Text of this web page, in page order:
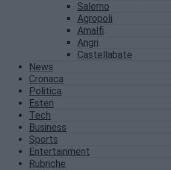
Salerno
Agropoli
Amalfi
Angri
Castellabate
News
Cronaca
Politica
Esteri
Tech
Business
Sports
Entertainment
Rubriche